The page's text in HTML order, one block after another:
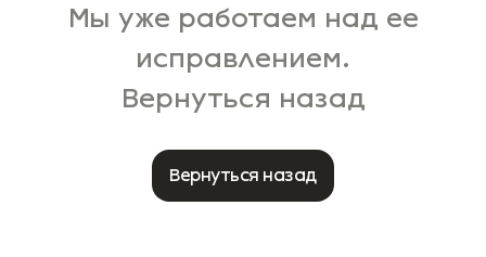
Мы уже работаем над ее
исправлением.
Вернуться назад
Вернуться назад